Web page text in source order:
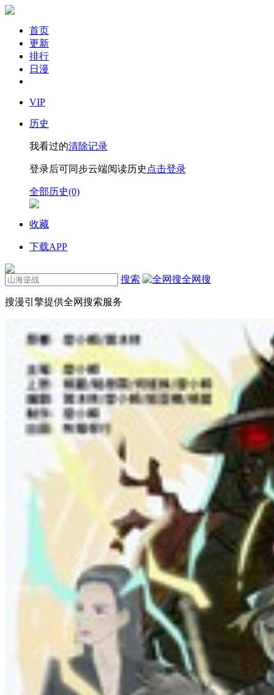
首页
更新
排行
日漫
VIP
历史
我看过的清除记录
登录后可同步云端阅读历史 点击登录
全部历史(0)
收藏
下载APP
搜索 全网搜
搜漫引擎提供全网搜索服务